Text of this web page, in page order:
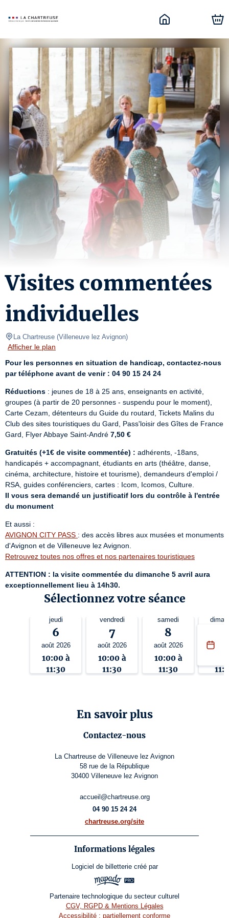
Visites commentées
individuelles
La Chartreuse (Villeneuve lez Avignon)
Afficher le plan
Pour les personnes en situation de handicap, contactez-nous
par téléphone avant de venir : 04 90 15 24 24
Réductions : jeunes de 18 à 25 ans, enseignants en activité,
groupes (à partir de 20 personnes - suspendu pour le moment),
Carte Cezam, détenteurs du Guide du routard, Tickets Malins du
Club des sites touristiques du Gard, Pass'loisir des Gîtes de France
Gard, Flyer Abbaye Saint-André 7,50 €
Gratuités (+1€ de visite commentée) : adhérents, -18ans,
handicapés + accompagnant, étudiants en arts (théâtre, danse,
cinéma, architecture, histoire et tourisme), demandeurs d'emploi /
Il vous sera demandé un justificatif lors du contrôle à l'entrée
du monument
AVIGNON CITY PASS : des accès libres aux musées et monuments
Retrouvez toutes nos offres et nos partenaires touristiques
ATTENTION : la visite commentée du dimanche 5 avril aura
exceptionnellement lieu à 14h30.
Sélectionnez votre séance
jeudi
6
août 2026
10:00 à
11:30
vendredi
7
août 2026
10:00 à
11:30
samedi
8
août 2026
10:00 à
11:30
août
En savoir plus
Contactez-nous
La Chartreuse de Villeneuve lez Avignon
58 rue de la République
30400 Villeneuve lez Avignon
accueil@chartreuse.org
04 90 15 24 24
chartreuse.org/site
Informations légales
Logiciel de billetterie créé par
Partenaire technologique du secteur culturel
CGV, RGPD & Mentions Légales
Accessibilité : partiellement conforme